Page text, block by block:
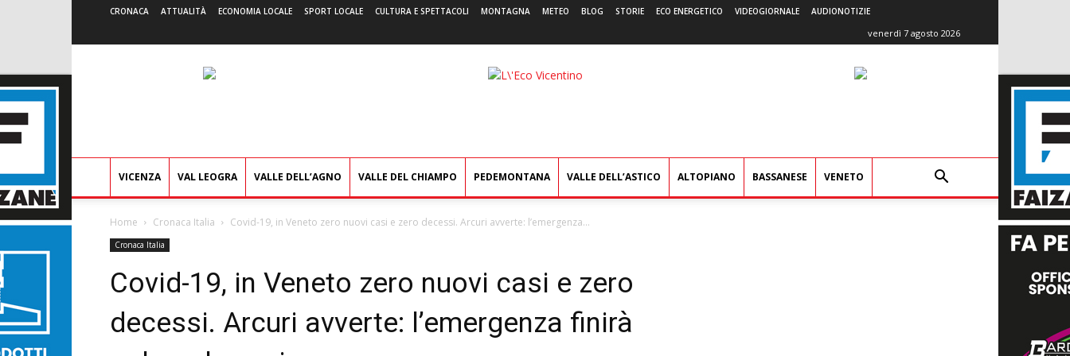
CRONACA ATTUALITÀ ECONOMIA LOCALE SPORT LOCALE CULTURA E SPETTACOLI MONTAGNA METEO BLOG STORIE ECO ENERGETICO VIDEOGIORNALE AUDIONOTIZIE
venerdì 7 agosto 2026
L'Eco
VICENZA VAL LEOGRA VALLE DELL’AGNO VALLE DEL CHIAMPO PEDEMONTANA VALLE DELL’ASTICO ALTOPIANO BASSANESE VENETO
Home Cronaca Italia Covid-19, in Veneto zero nuovi casi e zero decessi. Arcuri avverte: l’emergenza...
Cronaca Italia
Covid-19, in Veneto zero nuovi casi e zero
decessi. Arcuri avverte: l’emergenza finirà